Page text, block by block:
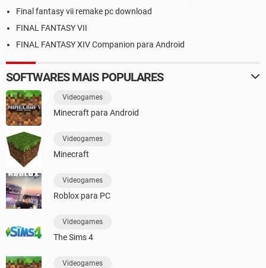
Final fantasy vii remake pc download
FINAL FANTASY VII
FINAL FANTASY XIV Companion para Android
SOFTWARES MAIS POPULARES
Videogames
Minecraft para Android
Videogames
Minecraft
Videogames
Roblox para PC
Videogames
The Sims 4
Videogames